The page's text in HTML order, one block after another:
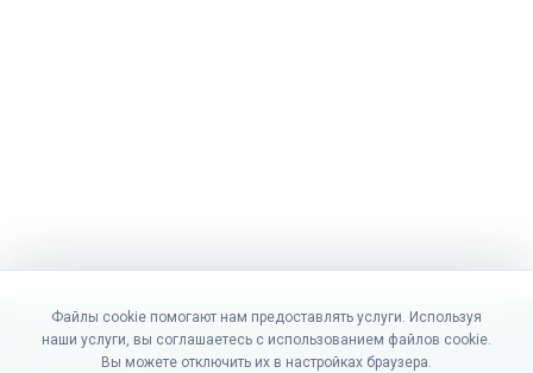
Файлы cookie помогают нам предоставлять услуги. Используя
наши услуги, вы соглашаетесь с использованием файлов cookie.
Вы можете отключить их в настройках браузера.